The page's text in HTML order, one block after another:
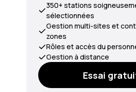
350+ stations
sélectionnées
Gestion multi-sites et
zones
Rôles et accès du
Gestion à distance
Essai